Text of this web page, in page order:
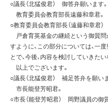
○議長（北猛俊君） 御答弁願います。
教育委員会教育部長遠藤和章君。
○教育委員会教育部長（遠藤和章君
戸倉育英基金の継続という御質問
すように、この部分については、一
とで、今後、内容を検討していきた
以上でございます。
○議長（北猛俊君） 補足答弁を願い
市長能登芳昭君。
○市長（能登芳昭君） 岡野議員の御